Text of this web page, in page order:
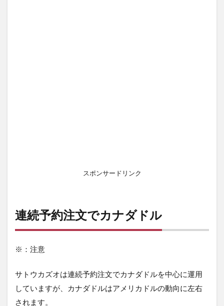
スポンサードリンク
連続予約注文でカナダドル
※：注意
サトウカズオは連続予約注文でカナダドルを中心に運用
していますが、カナダドルはアメリカドルの動向に左右
されます。